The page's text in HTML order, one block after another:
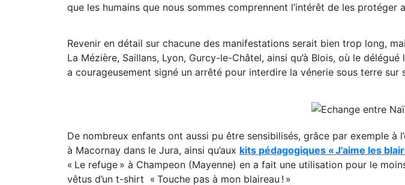
que les humains que nous sommes comprennent l’intérêt de les protéger
Revenir en détail sur chacune des manifestations serait bien trop long,
La Mézière, Saillans, Lyon, Gurcy-le-Châtel, ainsi qu’à Blois, où le délégué
a courageusement signé un arrêté pour interdire la vénerie sous terre sur
De nombreux enfants ont aussi pu être sensibilisés, grâce par exemple à
à Macornay dans le Jura, ainsi qu’aux kits pédagogiques « J’aime les
« Le refuge » à Champeon (Mayenne) en a fait une utilisation pour le
vêtus d’un t-shirt « Touche pas à mon blaireau ! »